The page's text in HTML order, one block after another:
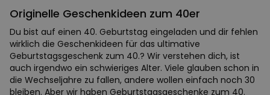
Originelle Geschenkideen zum 40er
Du bist auf einen 40. Geburtstag eingeladen und dir fehlen
wirklich die Geschenkideen für das ultimative
Geburtstagsgeschenk zum 40.? Wir verstehen dich, ist
auch irgendwo ein schwieriges Alter. Viele glauben schon in
die Wechseljahre zu fallen, andere wollen einfach noch 30
bleiben. Aber wir haben Geburtstagsgeschenke zum 40.